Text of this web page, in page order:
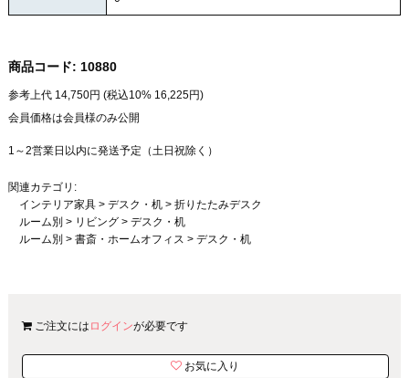
商品コード: 10880
参考上代 14,750円 (税込10% 16,225円)
会員価格は会員様のみ公開
1～2営業日以内に発送予定（土日祝除く）
関連カテゴリ:
インテリア家具> デスク・机> 折りたたみデスク
ルーム別 > リビング> デスク・机
ルーム別 > 書斎・ホームオフィス > デスク・机
ご注文には ログインが必要です
お気に入り